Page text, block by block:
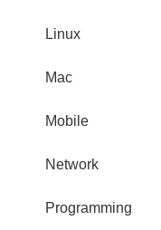
Linux
Mac
Mobile
Network
Programming